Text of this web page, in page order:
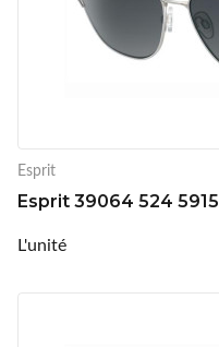
Esprit
Esprit 39064 524 5915
L'unité